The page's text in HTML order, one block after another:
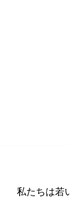
私たちは若